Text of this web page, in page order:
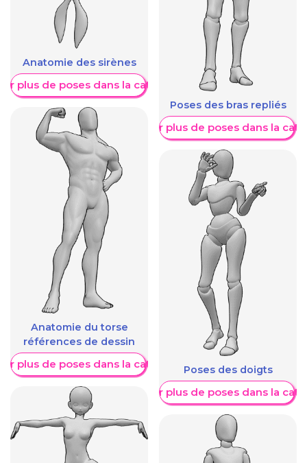
Anatomie des sirènes
plus de poses dans la catégorie
Anatomie du torse
références de dessin
plus de poses dans la catégorie
Poses des bras repliés
Afficher plus de poses dans la
Poses des doigts
Afficher plus de poses dans la